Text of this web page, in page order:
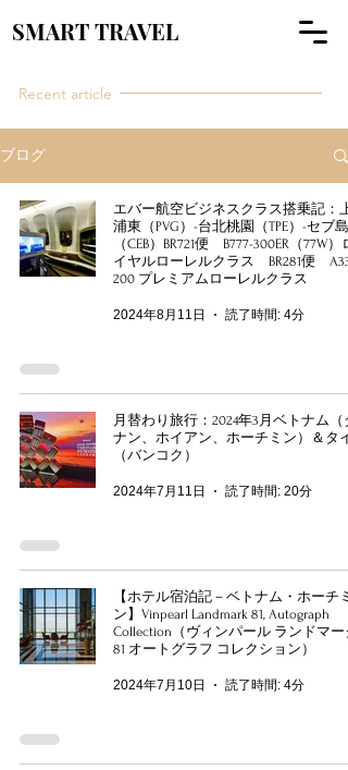
SMART TRAVEL
Recent article
ブログ
エバー航空ビジネスクラス搭乗記：
浦東（PVG）-台北桃園（TPE）-セブ島
（CEB）BR721便 B777-300ER（77W）ロ
イヤルローレルクラス BR281便
200 プレミアムローレルクラス
2024年8月11日 読了時間: 4分
月替わり旅行：2024年3月ベトナム（
ナン、ホイアン、ホーチミン）＆タイ
（バンコク）
2024年7月11日 読了時間: 20分
【ホテル宿泊記－ベトナム・ホーチミ
ン】Vinpearl Landmark 81, Autograph
Collection（ヴィンパール ランドマー
81 オートグラフ コレクション）
2024年7月10日 読了時間: 4分